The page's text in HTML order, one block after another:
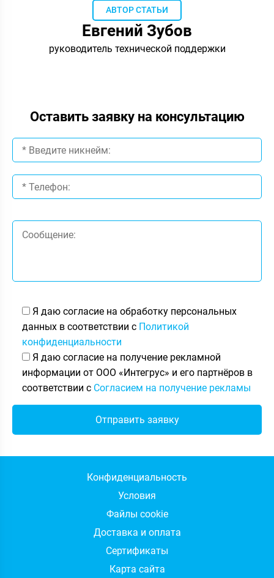
АВТОР СТАТЬИ
Евгений Зубов
руководитель технической поддержки
Оставить заявку на консультацию
Я даю согласие на обработку персональных
данных в соответствии с Политикой
конфиденциальности
Я даю согласие на получение рекламной
информации от ООО «Интегрус» и его партнёров в
соответствии с Согласием на получение рекламы
Конфиденциальность
Условия
Файлы cookie
Доставка и оплата
Сертификаты
Карта сайта